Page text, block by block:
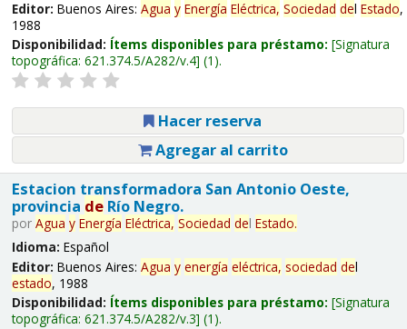
Editor: Buenos Aires: Agua y Energía Eléctrica, Sociedad del Estado,
1988
Disponibilidad: Ítems disponibles para préstamo: Signatura
topográfica: 621.374.5/A282/v.4 (1).
Hacer reserva
Agregar al carrito
Estacion transformadora San Antonio Oeste,
provincia deRío Negro.
por Agua y Energía Eléctrica, Sociedad del Estado.
Idioma: Español
Editor: Buenos Aires: Agua y energía eléctrica, sociedad del
estado, 1988
Disponibilidad: Ítems disponibles para préstamo: Signatura
topográfica: 621.374.5/A282/v.3 (1).